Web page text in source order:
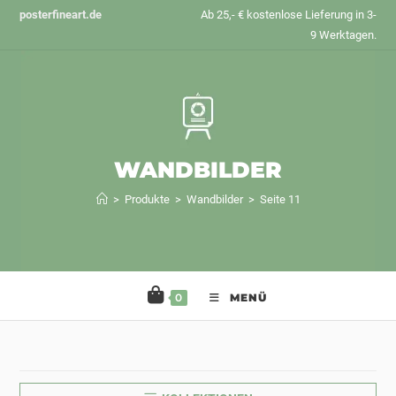
Zumposterfineart.de
Ab 25,- € kostenlose Lieferung in 3-
9 Werktagen.
WANDBILDER
> Produkte > Wandbilder > Seite 11
0 MENÜ